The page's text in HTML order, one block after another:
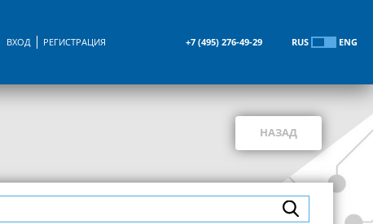
ВХОД РЕГИСТРАЦИЯ +7 (495) 276-49-29 RUS ENG
НАЗАД